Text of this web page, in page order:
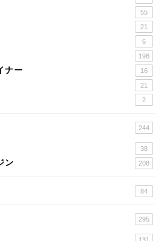
55
21
6
198
ナー 16
21
2
244
38
ン 208
84
295
131